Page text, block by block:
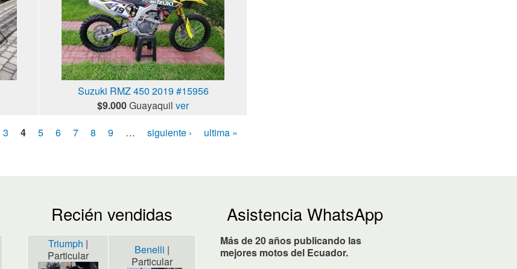
Suzuki RMZ 450 2019 #15956
$9.000Guayaquil ver
3 4 5 6 7 8 9 … siguiente › ultima »
Recién vendidas
Triumph |
Particular
Benelli |
Particular
Asistencia WhatsApp
Más de 20 años publicando las
mejores motos del Ecuador.